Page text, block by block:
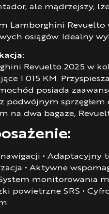
ale mądrzejszy,
Lamborghini Revuelto
osiągów. Idealny
Revuelto 2025 w
1 015 KM.
posiada
podwójnym
na dwa bagaże,
• Adaptacyjny
• Aktywne
monitorowania
powietrzne SRS •